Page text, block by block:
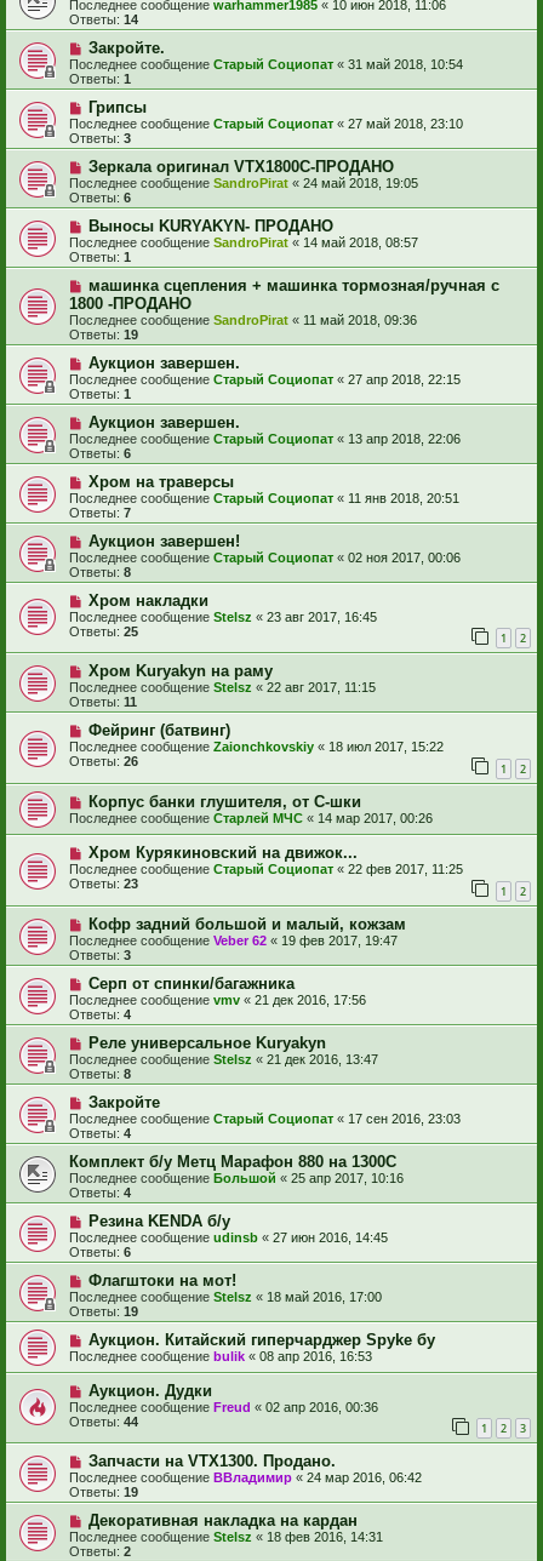
Последнее сообщение warhammer1985 « 10 июн 2018, 11:06
Ответы: 14
Закройте.
Последнее сообщение Старый Социопат « 31 май 2018, 10:54
Ответы: 1
Грипсы
Последнее сообщение Старый Социопат « 27 май 2018, 23:10
Ответы: 3
Зеркала оригинал VTX1800C-ПРОДАНО
Последнее сообщение SandroPirat « 24 май 2018, 19:05
Ответы: 6
Выносы KURYAKYN- ПРОДАНО
Последнее сообщение SandroPirat « 14 май 2018, 08:57
Ответы: 1
машинка сцепления + машинка тормозная/ручная с
1800 -ПРОДАНО
Последнее сообщение SandroPirat « 11 май 2018, 09:36
Ответы: 19
Аукцион завершен.
Последнее сообщение Старый Социопат « 27 апр 2018, 22:15
Ответы: 1
Аукцион завершен.
Последнее сообщение Старый Социопат « 13 апр 2018, 22:06
Ответы: 6
Хром на траверсы
Последнее сообщение Старый Социопат « 11 янв 2018, 20:51
Ответы: 7
Аукцион завершен!
Последнее сообщение Старый Социопат « 02 ноя 2017, 00:06
Ответы: 8
Хром накладки
Последнее сообщение Stelsz « 23 авг 2017, 16:45
Ответы: 25 1 2
Хром Kuryakyn на раму
Последнее сообщение Stelsz « 22 авг 2017, 11:15
Ответы: 11
Фейринг (батвинг)
Последнее сообщение Zaionchkovskiy « 18 июл 2017, 15:22
Ответы: 26 1 2
Корпус банки глушителя, от С-шки
Последнее сообщение Старлей МЧС « 14 мар 2017, 00:26
Хром Курякиновский на движок...
Последнее сообщение Старый Социопат « 22 фев 2017, 11:25
Ответы: 23 1 2
Кофр задний большой и малый, кожзам
Последнее сообщение Veber 62 « 19 фев 2017, 19:47
Ответы: 3
Серп от спинки/багажника
Последнее сообщение vmv « 21 дек 2016, 17:56
Ответы: 4
Реле универсальное Kuryakyn
Последнее сообщение Stelsz « 21 дек 2016, 13:47
Ответы: 8
Закройте
Последнее сообщение Старый Социопат « 17 сен 2016, 23:03
Ответы: 4
Комплект б/у Метц Марафон 880 на 1300С
Последнее сообщение Большой « 25 апр 2017, 10:16
Ответы: 4
Резина KENDA б/у
Последнее сообщение udinsb « 27 июн 2016, 14:45
Ответы: 6
Флагштоки на мот!
Последнее сообщение Stelsz « 18 май 2016, 17:00
Ответы: 19
Аукцион. Китайский гиперчарджер Spyke бу
Последнее сообщение bulik « 08 апр 2016, 16:53
Аукцион. Дудки
Последнее сообщение Freud « 02 апр 2016, 00:36
Ответы: 44 1 2 3
Запчасти на VTX1300. Продано.
Последнее сообщение ВВладимир « 24 мар 2016, 06:42
Ответы: 19
Декоративная накладка на кардан
Последнее сообщение Stelsz « 18 фев 2016, 14:31
Ответы: 2